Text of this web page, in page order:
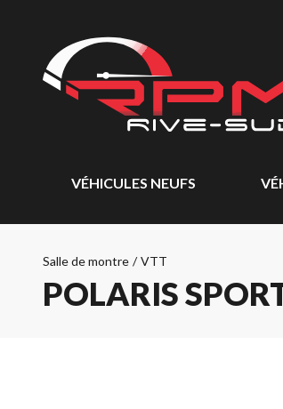
VÉHICULES NEUFS
Salle de montre / VTT
POLARIS